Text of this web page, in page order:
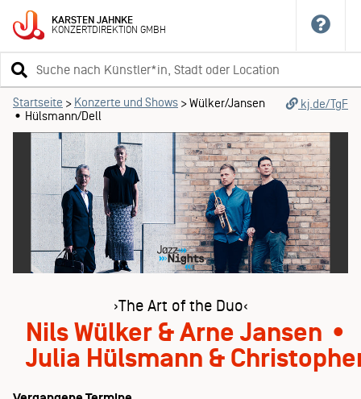
KARSTENJAHNKE
KONZERTDIREKTIONGMBH
Suchbegriff
eingeben
Startseite > Konzerte und Shows >Wülker/Jansen
• Hülsmann/Dell
kj.de/TgF
›The Art of the Duo‹
Nils Wülker & Arne Jansen •
Julia Hülsmann &